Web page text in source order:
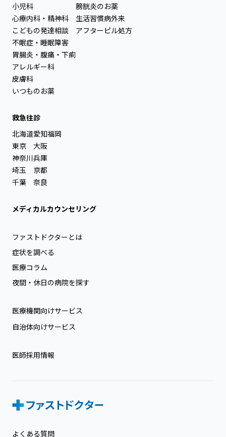
小児科
心療内科・精神科
こどもの発達相談
不眠症・睡眠障害
胃腸炎・腹痛・下痢
アレルギー科
皮膚科
いつものお薬
膀胱炎のお薬
生活習慣病外来
アフターピル処方
救急往診
北海道
東京
神奈川
埼玉
千葉
愛知
大阪
兵庫
京都
奈良
福岡
メディカルカウンセリング
ファストドクターとは
症状を調べる
医療コラム
夜間・休日の病院を探す
医療機関向けサービス
自治体向けサービス
医師採用情報
よくある質問